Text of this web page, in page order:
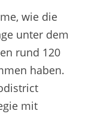
wie die
unter dem
rund 120
haben.
mit